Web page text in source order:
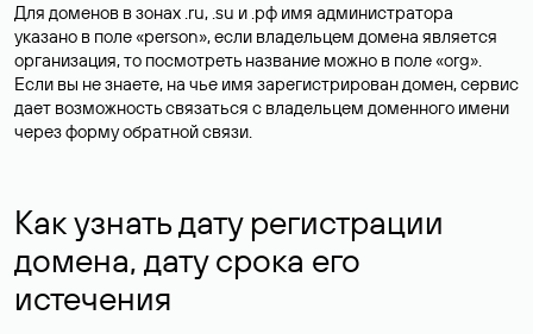
Для доменов в зонах .ru, .su и .рф имя администратора
указано в поле «person», если владельцем домена является
организация, то посмотреть название можно в поле «org».
Если вы не знаете, на чье имя зарегистрирован домен, сервис
дает возможность связаться с владельцем доменного имени
через форму обратной связи.
Как узнать дату регистрации
домена, дату срока его
истечения